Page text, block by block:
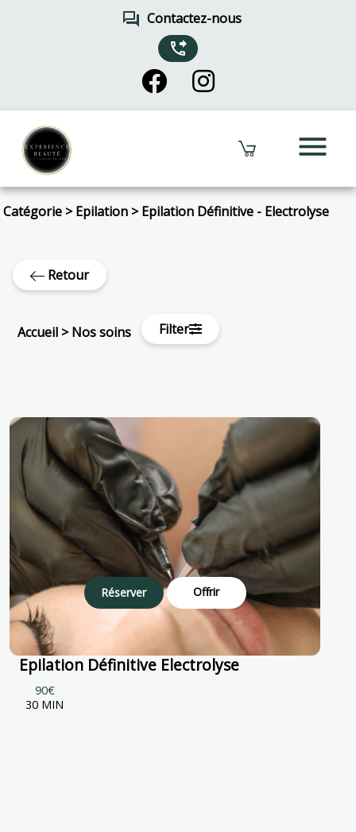
forum Contactez-nous
phone_forwarded
menu
Catégorie >Epilation >Epilation Définitive - Electrolyse
Retour
Accueil >Nos soins Filter
Réserver Offrir
Epilation Définitive Electrolyse
90€
30 MIN